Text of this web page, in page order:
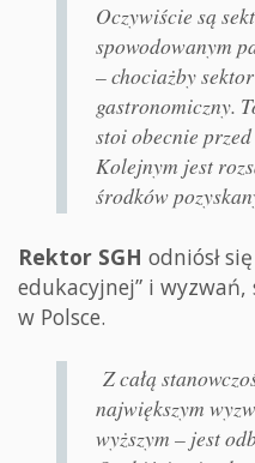
Oczywiście są
spowodowanym
– chociażby
gastronomiczny.
stoi obecnie
Kolejnym jest
środków
Rektor SGH odniósł
edukacyjnej” i
w Polsce.
Z całą
największym
wyższym – jest